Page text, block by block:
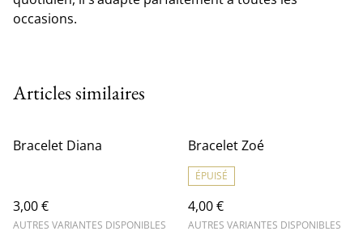
occasions.
Articles similaires
Bracelet Diana
3,00 €
AUTRES VARIANTES DISPONIBLES
Bracelet Zoé
ÉPUISÉ
4,00 €
AUTRES VARIANTES DISPONIBLES